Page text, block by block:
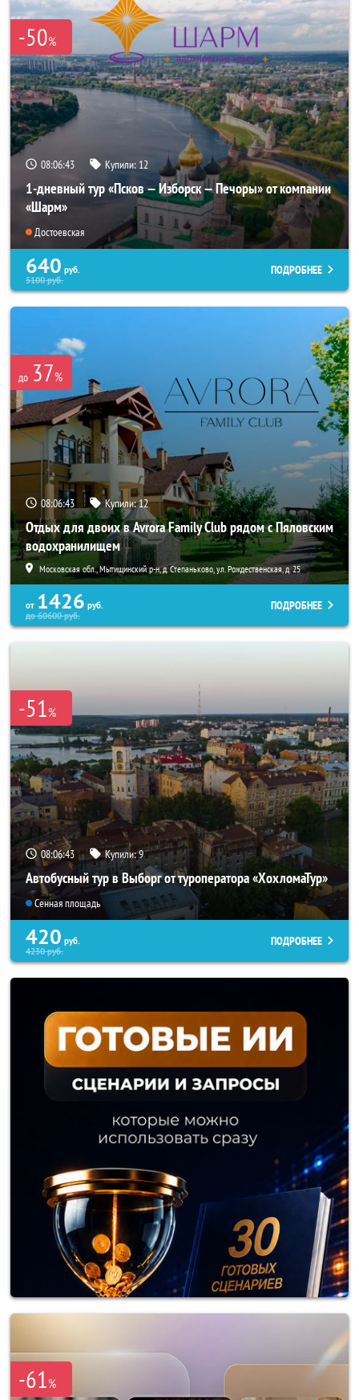
-50%
08:06:40 Купили: 12
1-дневный тур «Псков — Изборск — Печоры» от компании
«Шарм»
Достоевская
640 руб.
5100руб.
ПОДРОБНЕЕ
до 37%
08:06:40 Купили:12
Отдых для двоих в Avrora Family Club рядом с Пяловским
водохранилищем
Московская обл., Мытищинский р-н, д. Степаньково, ул. Рождественская, д. 25
от 1426 руб.
до60600руб.
ПОДРОБНЕЕ
-51%
08:06:40 Купили:9
Автобусный тур в Выборг от туроператора «ХохломаТур»
Сенная площадь
420 руб.
4230руб.
ПОДРОБНЕЕ
-61%